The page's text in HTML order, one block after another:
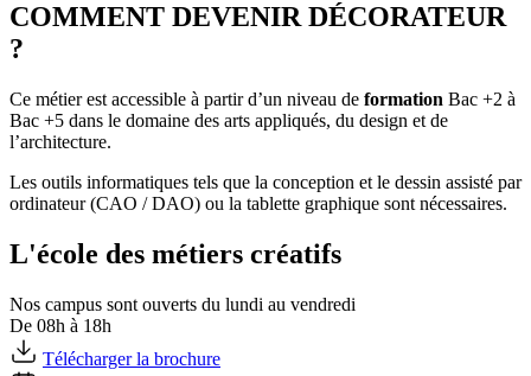
COMMENT DEVENIR DÉCORATEUR
?
Ce métier est accessible à partir d’un niveau de formation Bac +2 à
Bac +5 dans le domaine des arts appliqués, du design et de
l’architecture.
Les outils informatiques tels que la conception et le dessin assisté par
ordinateur (CAO / DAO) ou la tablette graphique sont nécessaires.
L'école des métiers créatifs
Nos campus sont ouverts du lundi au vendredi
De 08h à 18h
Télécharger la brochure